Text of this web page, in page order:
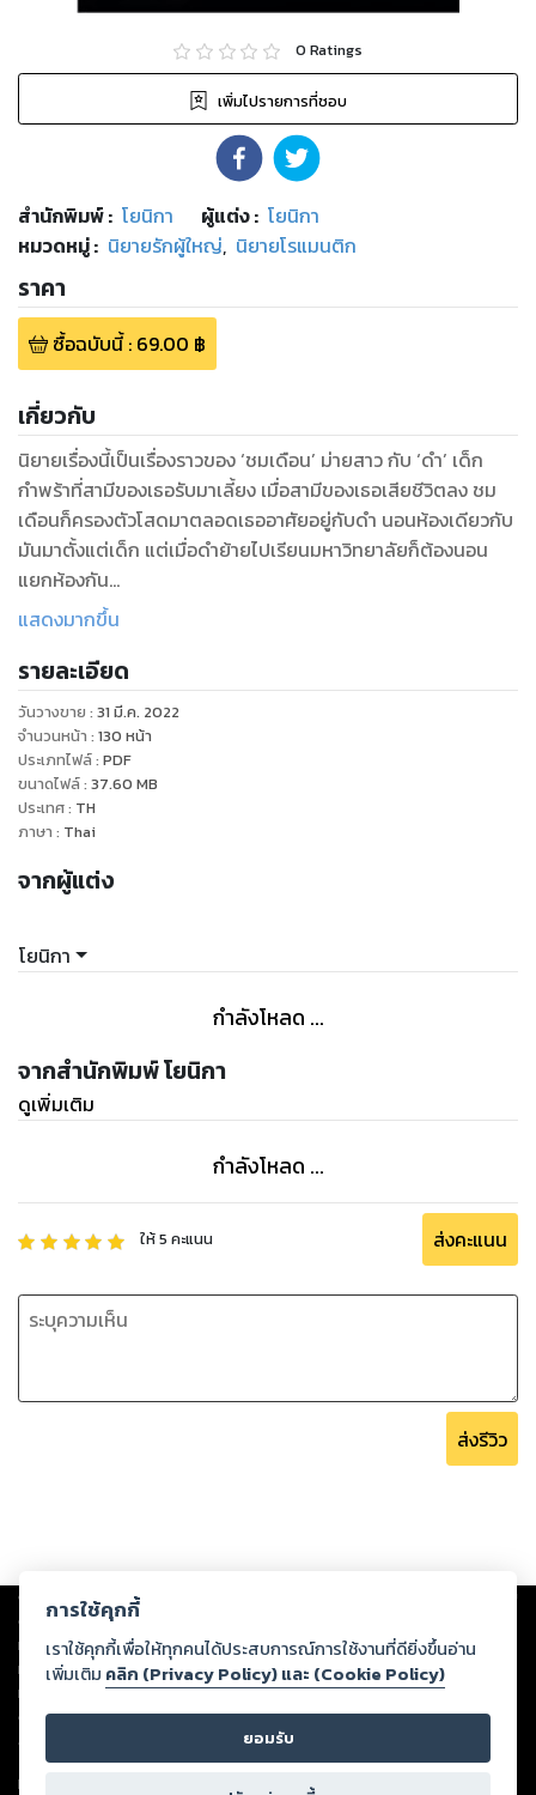
0 Ratings
เพิ่มไปรายการที่ชอบ
สำนักพิมพ์: โยนิกา ผู้แต่ง : โยนิกา
หมวดหมู่: นิยายรักผู้ใหญ่, นิยายโรแมนติก
ราคา
ซื้อฉบับนี้: 69.00 ฿
เกี่ยวกับ
นิยายเรื่องนี้เป็นเรื่องราวของ ‘ชมเดือน’ ม่ายสาว กับ ‘ดำ’ เด็ก
กำพร้าที่สามีของเธอรับมาเลี้ยง เมื่อสามีของเธอเสียชีวิตลง ชม
เดือนก็ครองตัวโสดมาตลอดเธออาศัยอยู่กับดำ นอนห้องเดียวกับ
มันมาตั้งแต่เด็ก แต่เมื่อดำย้ายไปเรียนมหาวิทยาลัยก็ต้องนอน
แยกห้องกัน
แต่ครั้งนี้เมื่อดำเรียนจบ เขาตัดสินใจกลับมาทำงานที่บ้านและขอ
แต่มันไม่เหมือนเมื่อก่อนแล้ว ดำโตขึ้น เขาไม่ใช่เด็กแปดขวบอีก
ต่อไป เมื่อได้อยู่ใกล้ชิด ทั้งสองมิอาจหักห้ามใจได้
แสดงมากขึ้น
รายละเอียด
วันวางขาย : 31 มี.ค. 2022
จำนวนหน้า : 130 หน้า
ประเภทไฟล์: PDF
ขนาดไฟล์: 37.60 MB
ประเทศ: TH
ภาษา : Thai
จากผู้แต่ง
โยนิกา
กำลังโหลด ...
จากสำนักพิมพ์ โยนิกา
ดูเพิ่มเติม
กำลังโหลด ...
ให้5 คะแนน ส่งคะแนน
ส่งรีวิว
Copyright © 2026
ต่อผลงานหรือเนื้อหาใดที่อัปโหลดผ่านเว็บไซต์และปรากฏว่าละเมิดสิทธิใน
ทรัพย์สินทางปัญญาของบุคคลอื่นหรือขัดต่อกฎหมายและศีลธรรม ดังนั้น ผู้อ่าน
ทุกท่านโปรดใช้วิจารณญาณในการกลั่นกรองด้วยตนเอง และหากท่านพบว่าส่วน
หนึ่งส่วนใดขัดต่อกฎหมายและศีลธรรม กรุณาแจ้งมายังบริษัท เพื่อทีมงานจะได้
ดำเนินการในทันที ทั้งนี้ ทางสตอรี่ล็อกขอสงวนลิขสิทธิ์ตามพระราชบัญญัติ
ลิขสิทธิ์ พ.ศ. 2537 (ฉบับล่าสุด)
For support: member@ookbee.com
การใช้คุกกี้
เราใช้คุกกี้เพื่อให้ทุกคนได้ประสบการณ์การใช้งานที่ดียิ่งขึ้นอ่าน
เพิ่มเติม คลิก (Privacy Policy) และ (Cookie Policy)
ยอมรับ